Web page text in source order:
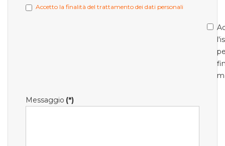
Accetto la finalità del trattamento dei dati personali
Messaggio (*)